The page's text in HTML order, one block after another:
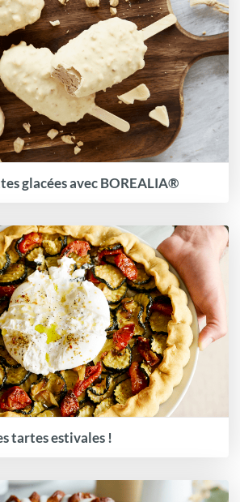
glacées avec BOREALIA®
tartes estivales !